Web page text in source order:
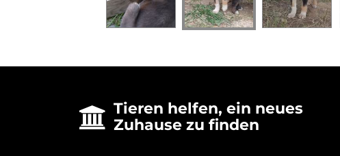
 Tieren helfen, ein neues
Zuhause zu finden